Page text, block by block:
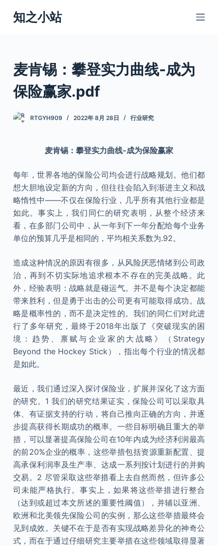
跳
过
知之小站
麦肯锡：攀登实力曲线-成为
保险赢家.pdf
RTGYH909 2022年 8月 28日 行业研究
麦肯锡：攀登实力曲线-成为保险赢家
每年，世界各地的保险公司均会进行战略规划。他们都
想大胆地设定新的方向，但往往会陷入到渐进主义和战
略惰性中——不仅在保险行业，几乎所有其他行业都是
如此。事实上，我们同仁的研究表明，从整个经济来
看，在多部门公司中，从一年到下一年分配给每个业务
单位的预算几乎是相同的，平均相关系数为.92。
造成这种情况的原因有很多，从风险厌恶情绪到公司政
治，再到不切实际地追求根本不存在的完美战略。此
外，经验表明：战略就是碰运气。并不是每个决定都能
带来胜利，但是勇于出击的公司更有可能取得成功。战
略是概率性的，而不是决定性的。我们的同仁们对此进
行了多年研究，最终于2018年出版了《突破现实的困
境：趋势、禀赋与企业家的大战略》（Strategy
Beyond the Hockey Stick），指出每个行业的情况都
是如此。
最近，我们通过深入探讨保险业，扩展并深化了这方面
的研究。1 我们的研究结果证实，保险公司可以采取具
体、有证据支持的行动，将自己推向正确的方向，并逐
步提高获得长期成功的概率。一些目标明确且重大的举
措，可以显著提高保险公司在10年内成为经济利润最高
的前20%企业的概率，这些举措包括资源重新配置、提
高承保利润率及生产率、达成一系列按计划进行的并购
交易。2 尽管采取这些举措看上去自然而然，但许多公
司未能严格执行。事实上，如果将这些举措进行整合
（达到或超过本文所述的重要性阈值），并辅以亚洲、
欧洲和北美领先保险公司的实例，那么这些举措最终会
见到成效。关键不在于是否有实现战略差异化的神奇公
式，而在于通过仔细研究主要举措在这些领域取得显著